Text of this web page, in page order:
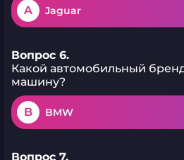
A Jaguar
Вопрос 6.
Какой автомобильный
машину?
B BMW
Вопрос 7.